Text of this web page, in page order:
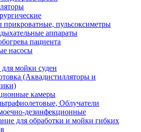
пульсоксиметры
аппараты
пациента
насосы
мойки суден
(Аквадистилляторы и
камеры
Облучатели
дезинфекционные
для обработки и мойки гибких